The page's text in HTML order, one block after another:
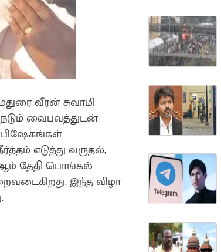
வீரன் சுவாமி
வைபவத்துடன்
எடுத்து வருதல்,
தேதி பொங்கல்
இந்த விழா